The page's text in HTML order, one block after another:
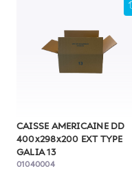
CAISSE AMERICAINE DD
400x298x200 EXT TYPE
GALIA 13
01040004